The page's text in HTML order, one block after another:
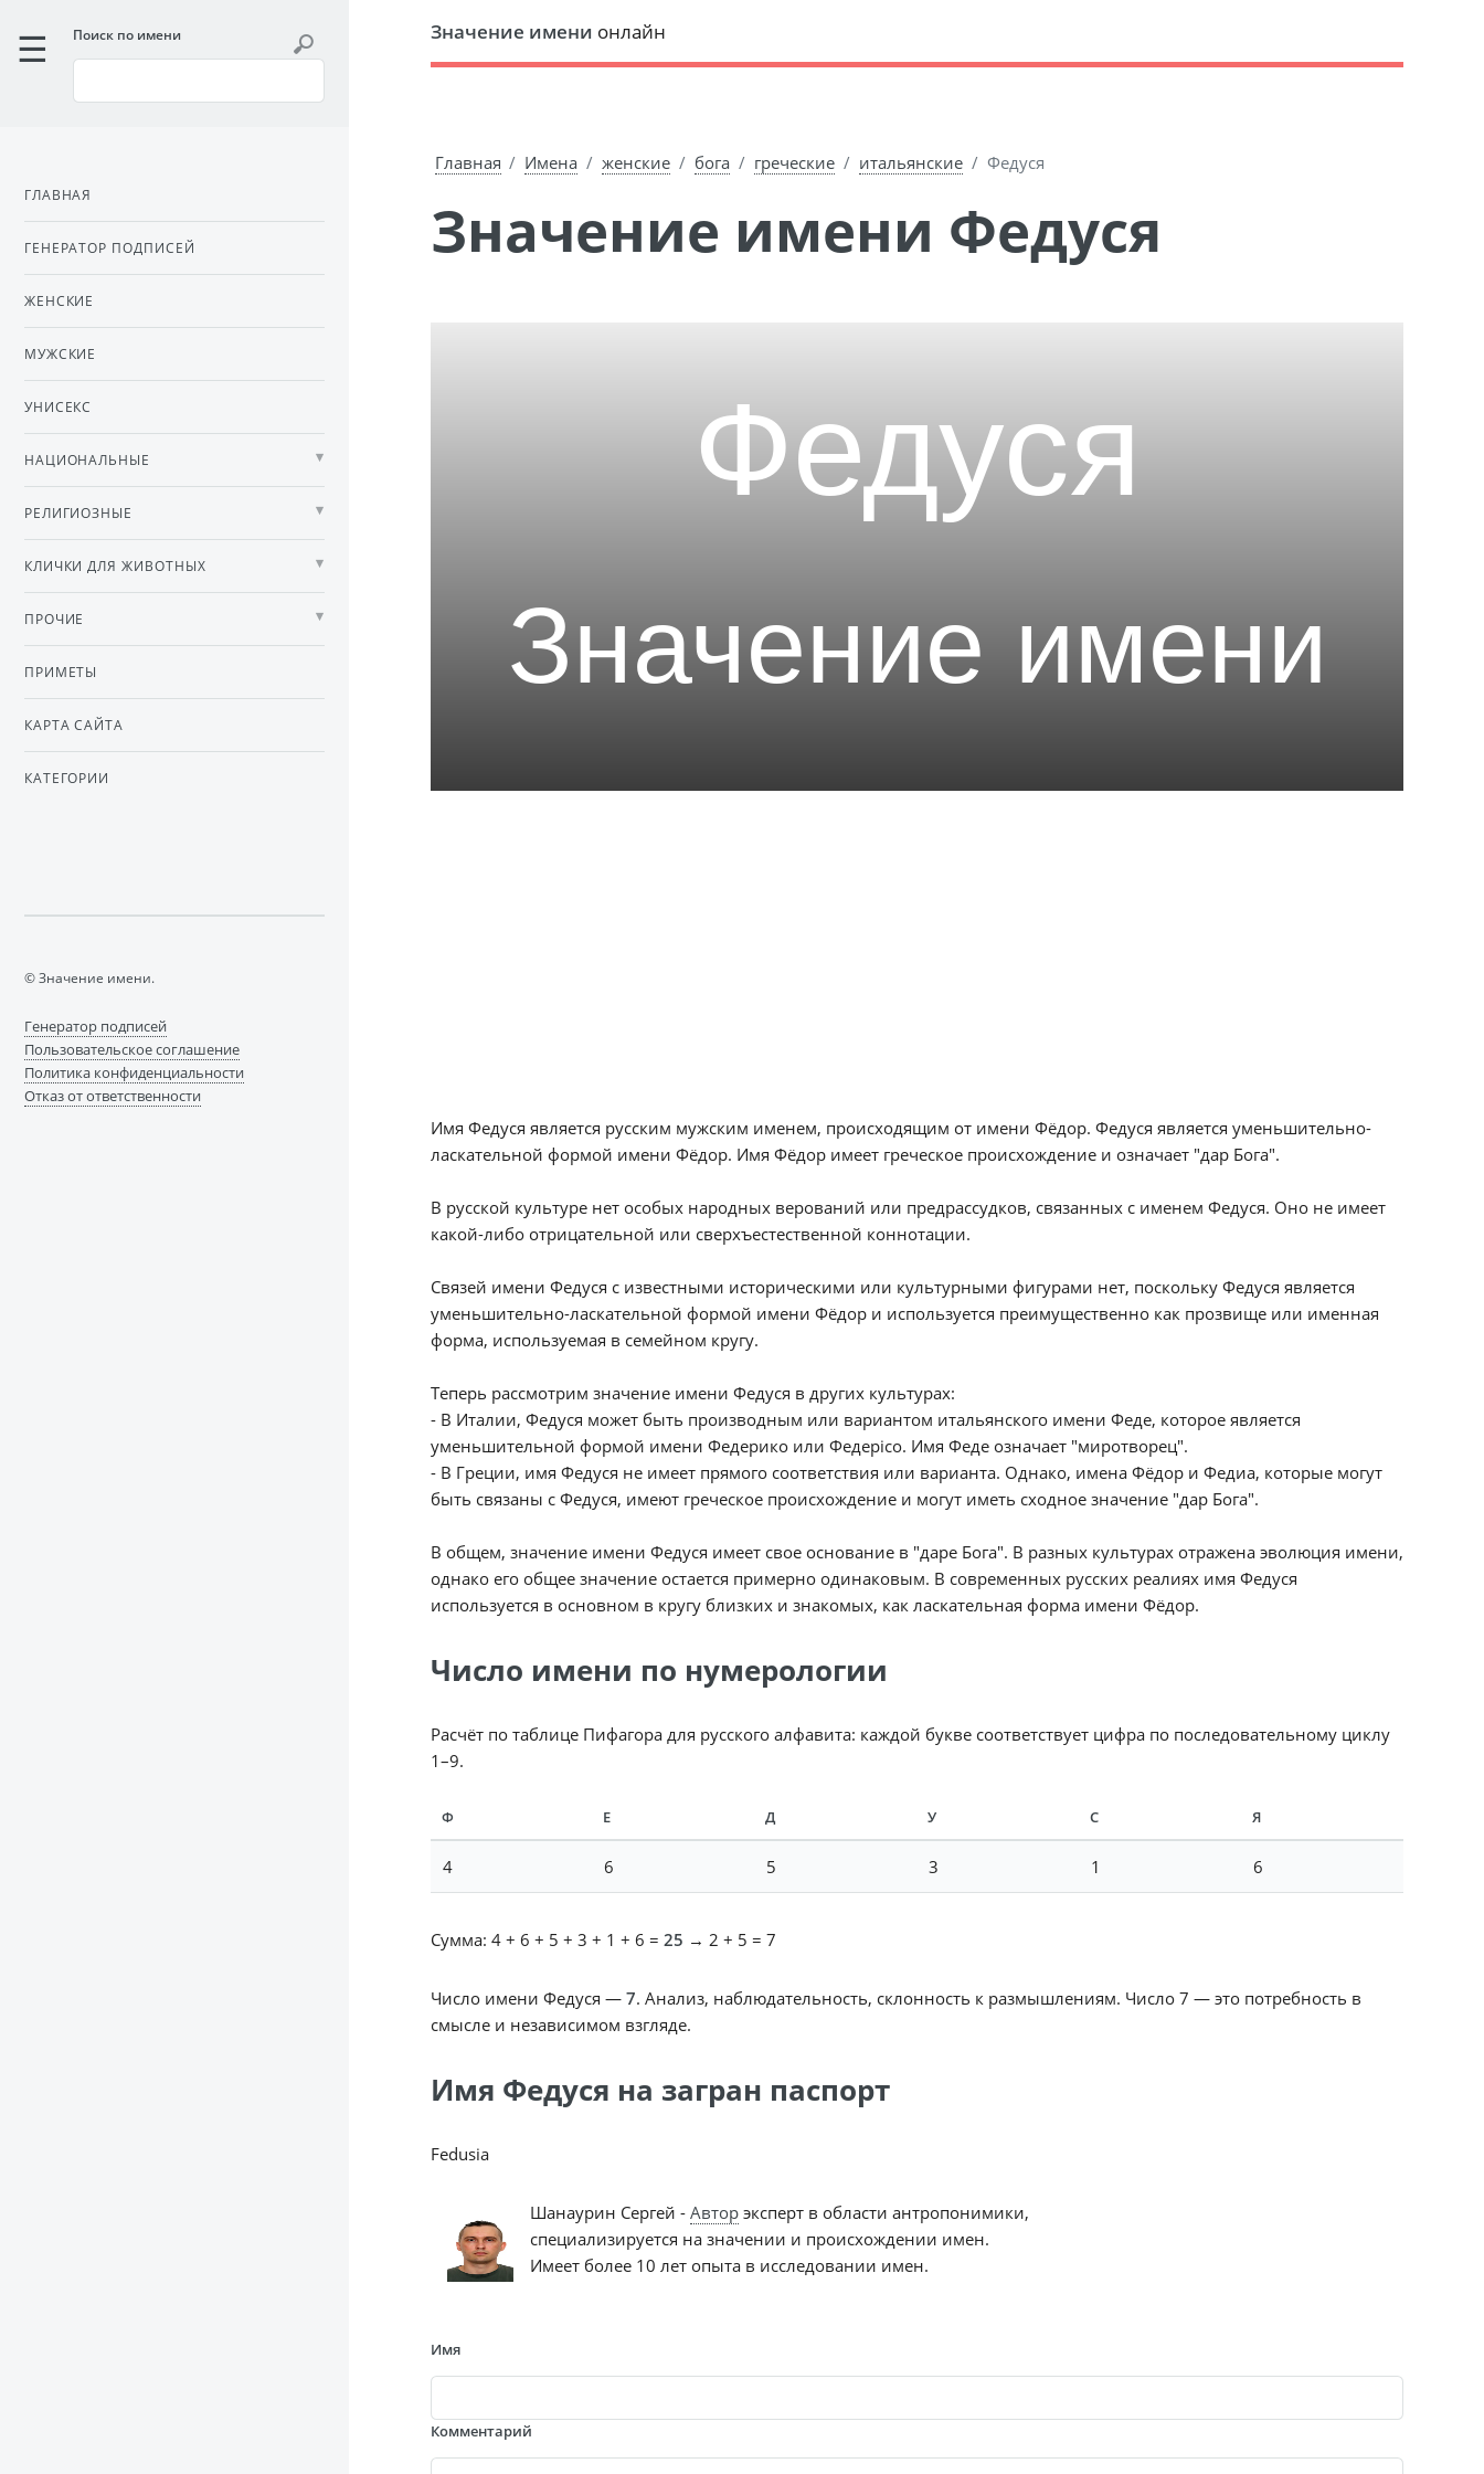
Значение имени онлайн
Главная Имена женские бога греческие итальянские Федуся
Значение имени Федуся
Имя Федуся является русским мужским именем, происходящим от имени Фёдор. Федуся является уменьшительно-
ласкательной формой имени Фёдор. Имя Фёдор имеет греческое происхождение и означает "дар Бога".
В русской культуре нет особых народных верований или предрассудков, связанных с именем Федуся. Оно не имеет
какой-либо отрицательной или сверхъестественной коннотации.
Связей имени Федуся с известными историческими или культурными фигурами нет, поскольку Федуся является
уменьшительно-ласкательной формой имени Фёдор и используется преимущественно как прозвище или именная
форма, используемая в семейном кругу.
Теперь рассмотрим значение имени Федуся в других культурах:
- В Италии, Федуся может быть производным или вариантом итальянского имени Феде, которое является
уменьшительной формой имени Федерико или Федерico. Имя Феде означает "миротворец".
- В Греции, имя Федуся не имеет прямого соответствия или варианта. Однако, имена Фёдор и Федиа, которые могут
быть связаны с Федуся, имеют греческое происхождение и могут иметь сходное значение "дар Бога".
В общем, значение имени Федуся имеет свое основание в "даре Бога". В разных культурах отражена эволюция имени,
однако его общее значение остается примерно одинаковым. В современных русских реалиях имя Федуся
используется в основном в кругу близких и знакомых, как ласкательная форма имени Фёдор.
Число имени по нумерологии
Расчёт по таблице Пифагора для русского алфавита: каждой букве соответствует цифра по последовательному циклу
1–9.
Ф Е Д У С Я
4 6 5 3 1 6
Сумма: 4 + 6 + 5 + 3 + 1 + 6 = 25 → 2 + 5 = 7
Число имени Федуся — 7. Анализ, наблюдательность, склонность к размышлениям. Число 7 — это потребность в
смысле и независимом взгляде.
Имя Федуся на загран паспорт
Fedusia
Шанаурин Сергей - Авторэксперт в области антропонимики,
специализируется на значении и происхождении имен.
Имеет более 10 лет опыта в исследовании имен.
Имя
Комментарий
Поиск по имени
ГЛАВНАЯ
ГЕНЕРАТОР ПОДПИСЕЙ
ЖЕНСКИЕ
МУЖСКИЕ
УНИСЕКС
НАЦИОНАЛЬНЫЕ
РЕЛИГИОЗНЫЕ
КЛИЧКИ ДЛЯ ЖИВОТНЫХ
ПРОЧИЕ
ПРИМЕТЫ
КАРТА САЙТА
КАТЕГОРИИ
© Значение имени.
Генератор подписей
Пользовательское соглашение
Политика конфиденциальности
Отказ от ответственности